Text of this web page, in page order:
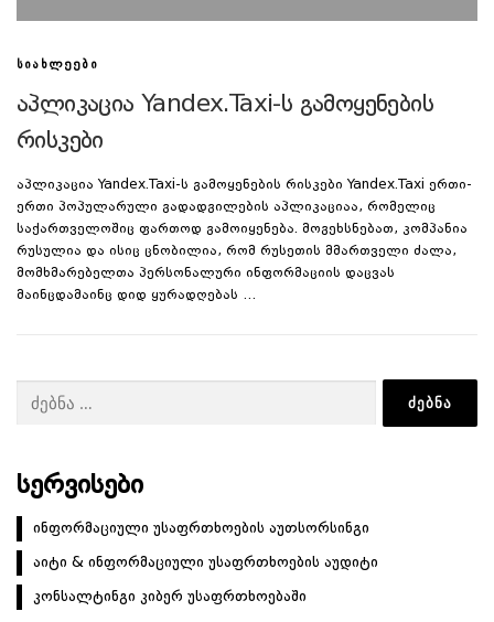
ᲡᲘᲐᲮᲚᲔᲔᲑᲘ
აპლიკაცია Yandex.Taxi-ს გამოყენების
რისკები
აპლიკაცია Yandex.Taxi-ს გამოყენების რისკები Yandex.Taxi ერთი-
ერთი პოპულარული გადადგილების აპლიკაციაა, რომელიც
საქართველოშიც ფართოდ გამოიყენება. მოგეხსნებათ, კომპანია
რუსულია და ისიც ცნობილია, რომ რუსეთის მმართველი ძალა,
მომხმარებელთა პერსონალური ინფორმაციის დაცვას
მაინცდამაინც დიდ ყურადღებას …
ᲡᲔᲠᲕᲘᲡᲔᲑᲘ
ინფორმაციული უსაფრთხოების აუთსორსინგი
აიტი & ინფორმაციული უსაფრთხოების აუდიტი
კონსალტინგი კიბერ უსაფრთხოებაში